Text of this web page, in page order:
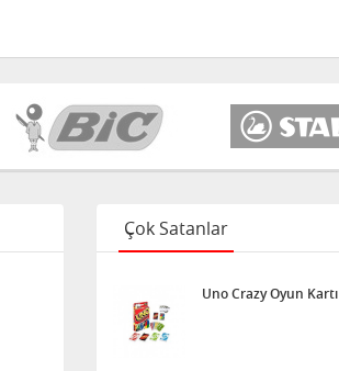
Çok Satanlar
Uno Crazy Oyun Kartı